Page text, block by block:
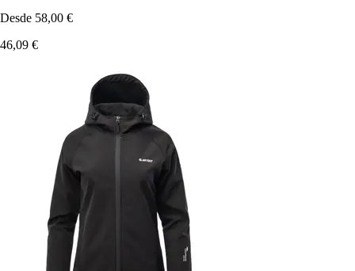
Desde 58,00 €
46,09 €